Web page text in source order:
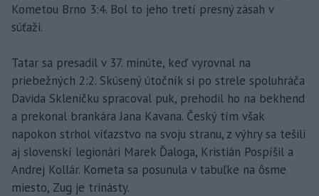
Kometou Brno 3:4. Bol to jeho tretí presný zásah v
súťaži.
Tatar sa presadil v 37. minúte, keď vyrovnal na
priebežných 2:2. Skúsený útočník si po strele spoluhráča
Davida Skleničku spracoval puk, prehodil ho na bekhend
a prekonal brankára Jana Kavana. Český tím však
napokon strhol víťazstvo na svoju stranu, z výhry sa tešili
aj slovenskí legionári Marek Ďaloga, Kristián Pospíšil a
Andrej Kollár. Kometa sa posunula v tabuľke na ôsme
miesto, Zug je trinásty.